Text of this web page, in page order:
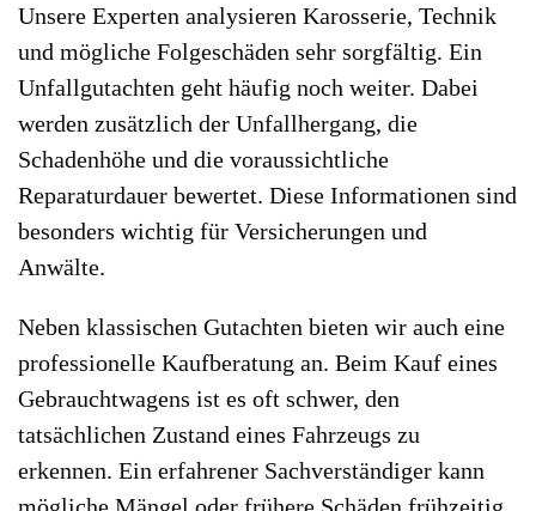
Unsere Experten analysieren Karosserie, Technik
und mögliche Folgeschäden sehr sorgfältig. Ein
Unfallgutachten geht häufig noch weiter. Dabei
werden zusätzlich der Unfallhergang, die
Schadenhöhe und die voraussichtliche
Reparaturdauer bewertet. Diese Informationen sind
besonders wichtig für Versicherungen und
Anwälte.
Neben klassischen Gutachten bieten wir auch eine
professionelle Kaufberatung an. Beim Kauf eines
Gebrauchtwagens ist es oft schwer, den
tatsächlichen Zustand eines Fahrzeugs zu
erkennen. Ein erfahrener Sachverständiger kann